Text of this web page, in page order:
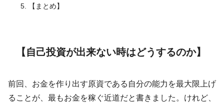
【まとめ】
【自己投資が出来ない時はどうするのか】
前回、お金を作り出す原資である自分の能力を最大限上げ
ることが、最もお金を稼ぐ近道だと書きました。けれど、